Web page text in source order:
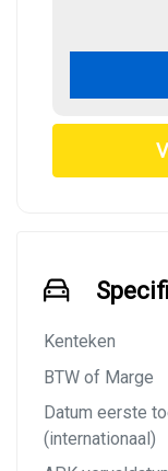
Kenteken
BTW of Marge
Datum eerste
(internationaal)